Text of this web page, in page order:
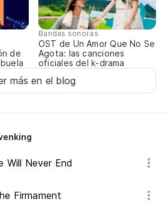
de
Bandas sonoras
OST de Un Amor Que No Se
Agota: las canciones
oficiales del k-drama
más en el blog
Will Never End
Firmament